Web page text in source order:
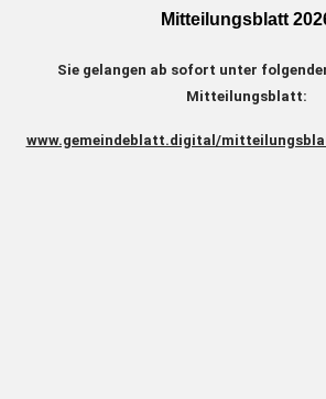
Mitteilungsblatt
Sie gelangen ab sofort unter
Mitteilungsblatt:
www.gemeindeblatt.digital/